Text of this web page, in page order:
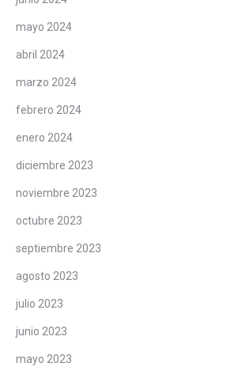
mayo 2024
abril 2024
marzo 2024
febrero 2024
enero 2024
diciembre 2023
noviembre 2023
octubre 2023
septiembre 2023
agosto 2023
julio 2023
junio 2023
mayo 2023